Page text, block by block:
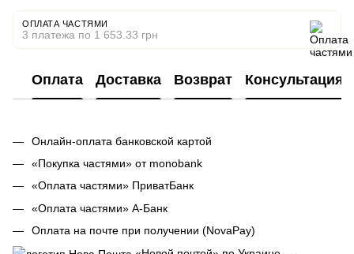
ОПЛАТА ЧАСТЯМИ
3 платежа по 1 653.33 грн
Оплата Доставка Возврат Консультация
Онлайн-оплата банковской картой
«Покупка частями» от monobank
«Оплата частями» ПриватБанк
«Оплата частями» А-Банк
Оплата на почте при получении (NovaPay)